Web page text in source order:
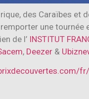
des Caraïbes et
une tournée
de l’ INSTITUT
, Deezer &